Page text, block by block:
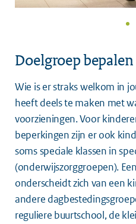
Doelgroep bepalen
Wie is er straks welkom in
heeft deels te maken met
voorzieningen. Voor
beperkingen zijn er ook
soms speciale klassen in
(onderwijszorggroepen). Een
onderscheidt zich van een
andere
reguliere buurtschool, de